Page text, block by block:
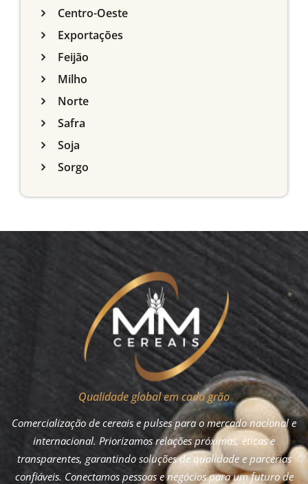
Centro-Oeste
Exportações
Feijão
Milho
Norte
Safra
Soja
Sorgo
Qualidade global em cada grão
Comercialização de cereais e pulses para o mercado nacional e
internacional. Priorizamos relações próximas, éticas e
transparentes, garantindo soluções de qualidade e parcerias
confiáveis. Conectamos pessoas e negócios para um futuro de